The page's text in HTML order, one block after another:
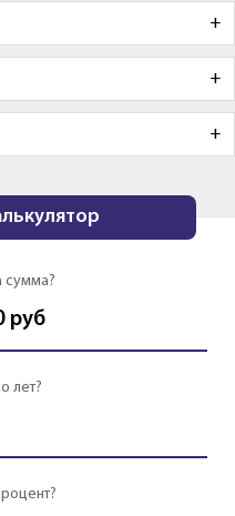
сумма?
руб
лет?